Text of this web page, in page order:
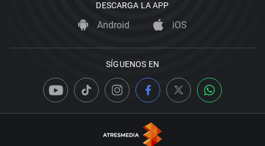
DESCARGA LA APP
Android iOS
SÍGUENOS EN